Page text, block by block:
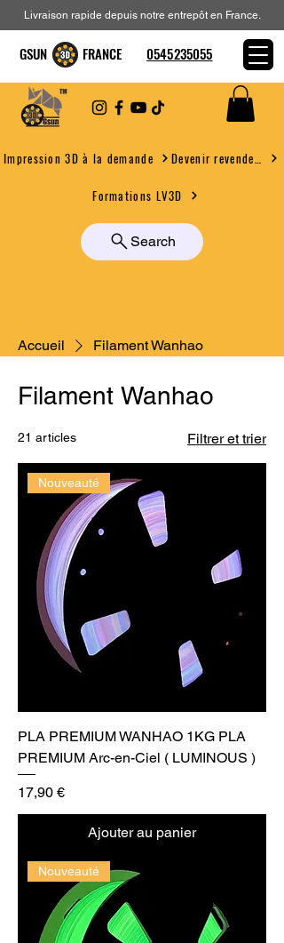
Impression 3D à la demande
Formations LV3D
Search
Livraison rapide depuis notre entrepôt en France.
GSUN FRANCE 0545235055
Accueil Filament Wanhao
Filament Wanhao
21 articles Filtrer et trier
Nouveauté
PLA PREMIUM WANHAO 1KG PLA
PREMIUM Arc-en-Ciel ( LUMINOUS )
Prix
17,90 €
Ajouter au panier
Nouveauté